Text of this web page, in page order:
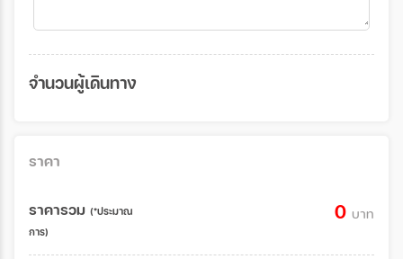
จำนวนผู้เดินทาง
ราคา
ราคารวม (*ประมาณ
การ)
0 บาท